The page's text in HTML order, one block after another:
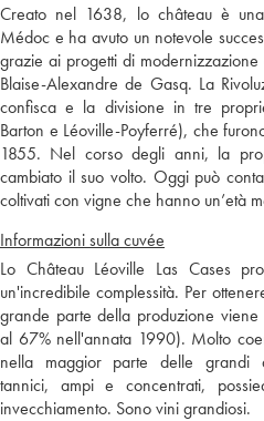
Creato nel 1638, lo château è
Médoc e ha avuto un notevole
grazie ai progetti di
Blaise-Alexandre de Gasq. La
confisca e la divisione in tre
Barton e Léoville-Poyferré), che
1855. Nel corso degli anni, la
cambiato il suo volto. Oggi può
coltivati con vigne che hanno un’età
Informazioni sulla cuvée
Lo Château Léoville Las Cases
un'incredibile complessità. Per
grande parte della produzione viene
al 67% nell'annata 1990). Molto
nella maggior parte delle grandi
tannici, ampi e concentrati,
invecchiamento. Sono vini grandiosi.